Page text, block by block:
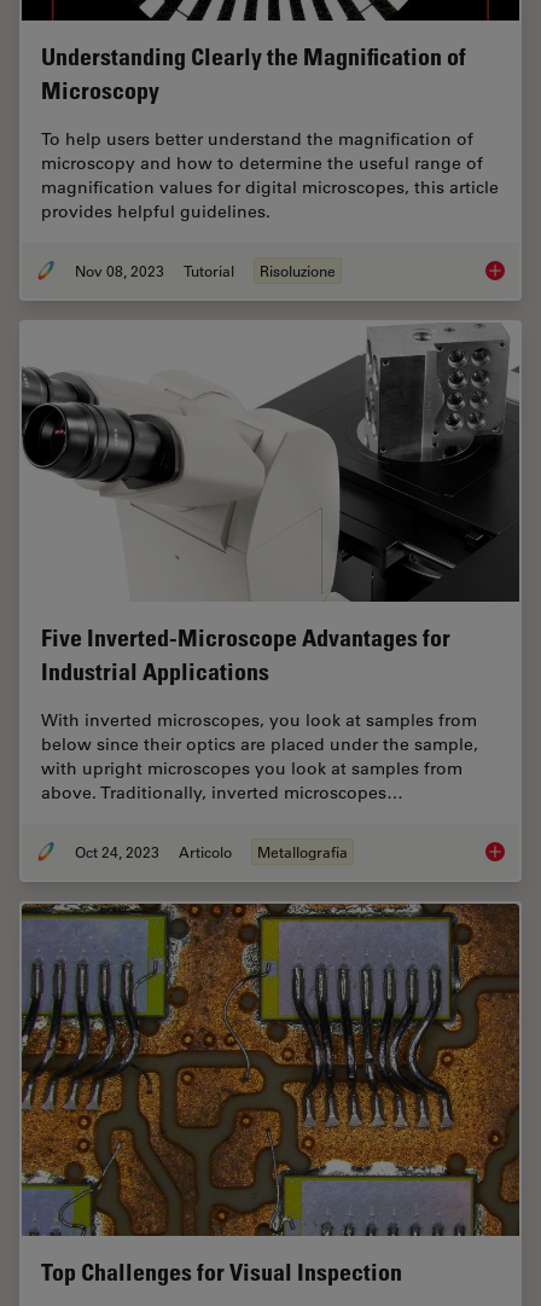
Understanding Clearly the Magnification of
Microscopy
To help users better understand the magnification of
microscopy and how to determine the useful range of
magnification values for digital microscopes, this article
provides helpful guidelines.
Nov 08, 2023 Tutorial Risoluzione
Five Inverted-Microscope Advantages for
Industrial Applications
With inverted microscopes, you look at samples from
below since their optics are placed under the sample,
with upright microscopes you look at samples from
above. Traditionally, inverted microscopes…
Oct 24, 2023 Articolo Metallografia Five
Top Challenges for Visual Inspection